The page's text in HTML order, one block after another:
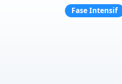
FaseIntensif